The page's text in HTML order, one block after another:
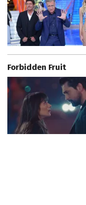
Forbidden Fruit